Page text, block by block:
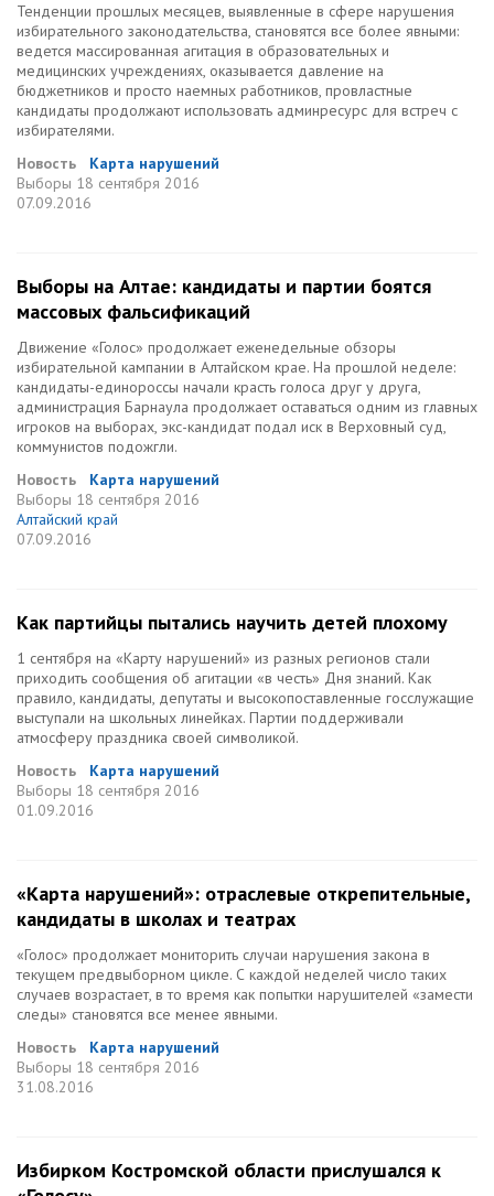
Тенденции прошлых месяцев, выявленные в сфере нарушения
избирательного законодательства, становятся все более явными:
ведется массированная агитация в образовательных и
медицинских учреждениях, оказывается давление на
бюджетников и просто наемных работников, провластные
кандидаты продолжают использовать админресурс для встреч с
избирателями.
Новость
Карта нарушений
Выборы 18 сентября 2016
07.09.2016
Выборы на Алтае: кандидаты и партии боятся
массовых фальсификаций
Движение «Голос» продолжает еженедельные обзоры
избирательной кампании в Алтайском крае. На прошлой неделе:
кандидаты-единороссы начали красть голоса друг у друга,
администрация Барнаула продолжает оставаться одним из главных
игроков на выборах, экс-кандидат подал иск в Верховный суд,
коммунистов подожгли.
Новость
Карта нарушений
Выборы 18 сентября 2016
Алтайский край
07.09.2016
Как партийцы пытались научить детей плохому
1 сентября на «Карту нарушений» из разных регионов стали
приходить сообщения об агитации «в честь» Дня знаний. Как
правило, кандидаты, депутаты и высокопоставленные госслужащие
выступали на школьных линейках. Партии поддерживали
атмосферу праздника своей символикой.
Новость
Карта нарушений
Выборы 18 сентября 2016
01.09.2016
«Карта нарушений»: отраслевые открепительные,
кандидаты в школах и театрах
«Голос» продолжает мониторить случаи нарушения закона в
текущем предвыборном цикле. С каждой неделей число таких
случаев возрастает, в то время как попытки нарушителей «замести
следы» становятся все менее явными.
Новость
Карта нарушений
Выборы 18 сентября 2016
31.08.2016
Избирком Костромской области прислушался к